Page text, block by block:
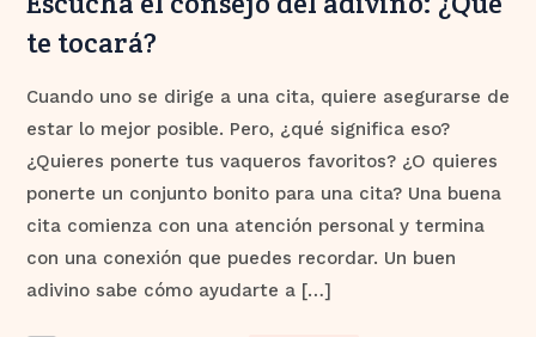
te tocará?
Cuando uno se dirige a una cita, quiere asegurarse de
estar lo mejor posible. Pero, ¿qué significa eso?
¿Quieres ponerte tus vaqueros favoritos? ¿O quieres
ponerte un conjunto bonito para una cita? Una buena
cita comienza con una atención personal y termina
con una conexión que puedes recordar. Un buen
adivino sabe cómo ayudarte a […]